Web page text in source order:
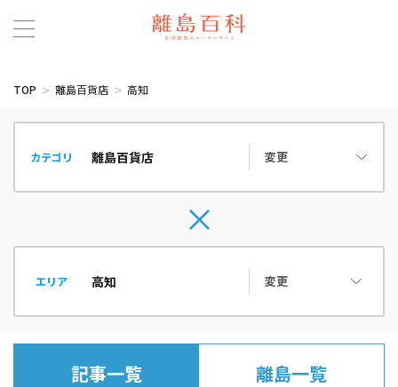
TOP 離島百貨店 高知
カテゴリ 変更
エリア 変更
記事一覧 離島一覧